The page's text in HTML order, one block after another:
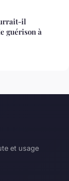
il
guérison à
et usage